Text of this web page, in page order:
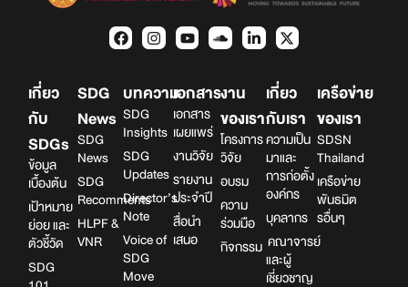
เกี่ยว
กับ
SDGs
ข้อมูล
เบื้องต้น
เป้าหมาย
ย่อย และ
ตัวชี้วัด
SDG
SDG
News
SDG
News
SDG
Recomments
HLPF &
VNR
บทความ
SDG
Insights
SDG
Updates
Director’s
Note
Voice of
SDG
Move
เอกสาร
เอกสาร
เผยแพร่
งานวิจัย
รายงาน
ประจำปี
สื่อนำ
เสนอ
งาน
ของเรา
โครงการ
วิจัย
อบรม
ความ
ร่วมมือ
กิจกรรม
เกี่ยว
กับเรา
ความเป็น
มาและ
การก่อตั้ง
องค์กร
บุคลากร
คณาจารย์
และผู้
เชี่ยวชาญ
เครือข่าย
ของเรา
SDSN
Thailand
เครือข่าย
พันธมิต
รอื่นๆ